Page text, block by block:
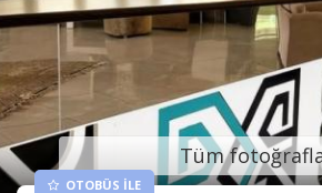
Tüm
OTOBÜS İLE